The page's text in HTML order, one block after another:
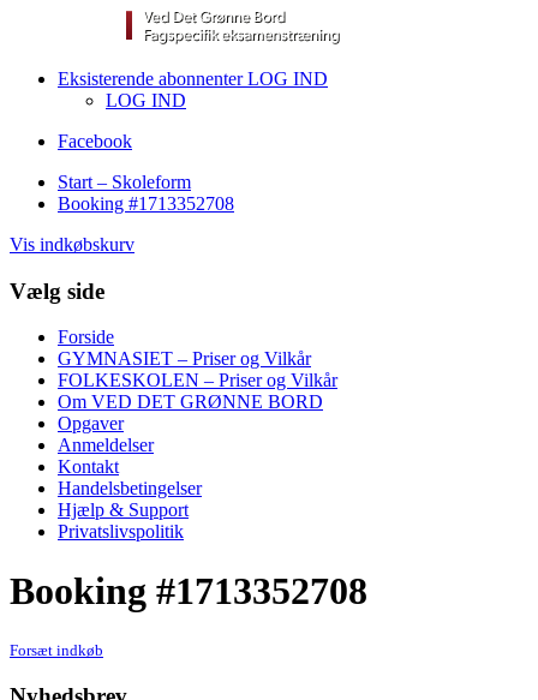
Eksisterende abonnenter LOG IND
LOG IND
Facebook
Start – Skoleform
Booking #1713352708
Vis indkøbskurv
Vælg side
Forside
GYMNASIET – Priser og Vilkår
FOLKESKOLEN – Priser og Vilkår
Om VED DET GRØNNE BORD
Opgaver
Anmeldelser
Kontakt
Handelsbetingelser
Hjælp & Support
Privatslivspolitik
Booking #1713352708
Forsæt indkøb